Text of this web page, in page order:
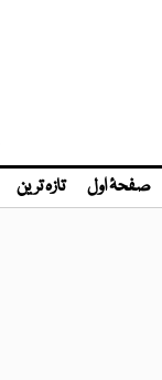
صفحۂ اول تازہ ترین